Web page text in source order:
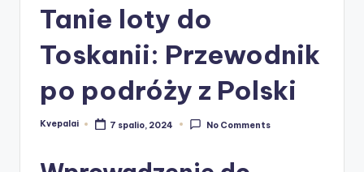
Tanie loty do
Toskanii: Przewodnik
po podróży z Polski
Posted
Kvepalai 7 spalio, 2024 No Comments